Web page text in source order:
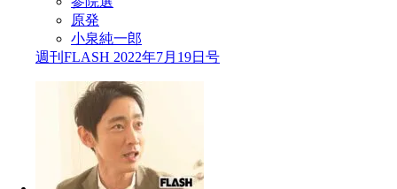
原発
小泉純一郎
週刊FLASH 2022年7月19日号